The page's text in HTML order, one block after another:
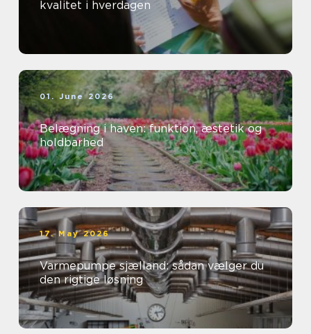
kvalitet i hverdagen
01. June 2026
Belægning i haven: funktion, æstetik og
holdbarhed
17. May 2026
Varmepumpe sjælland: sådan vælger du
den rigtige løsning